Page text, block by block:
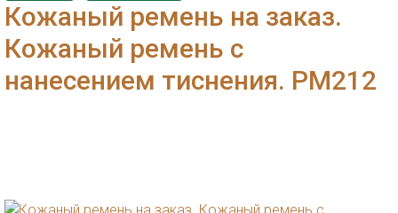
Кожаный ремень на заказ.
Кожаный ремень с
нанесением тиснения. РМ212